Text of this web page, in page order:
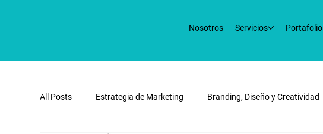
Nosotros Servicios Portafolio
All Posts Estrategia de Marketing Branding, Diseño y Creatividad